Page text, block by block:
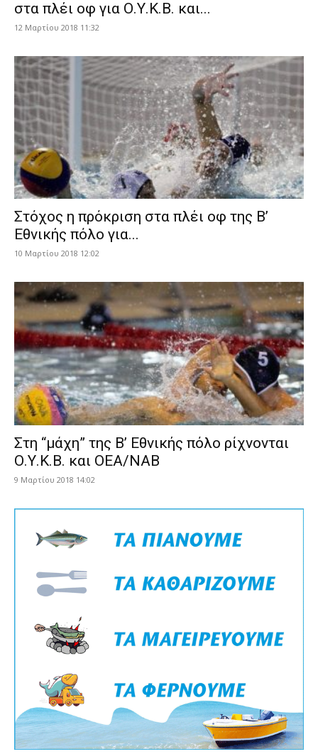
στα πλέι οφ για Ο.Υ.Κ.Β. και...
12 Μαρτίου 2018 11:32
Στόχος η πρόκριση στα πλέι οφ της Β’
Εθνικής πόλο για...
10 Μαρτίου 2018 12:02
Στη “μάχη” της Β’ Εθνικής πόλο ρίχνονται
Ο.Υ.Κ.Β. και ΟΕΑ/ΝΑΒ
9 Μαρτίου 2018 14:02